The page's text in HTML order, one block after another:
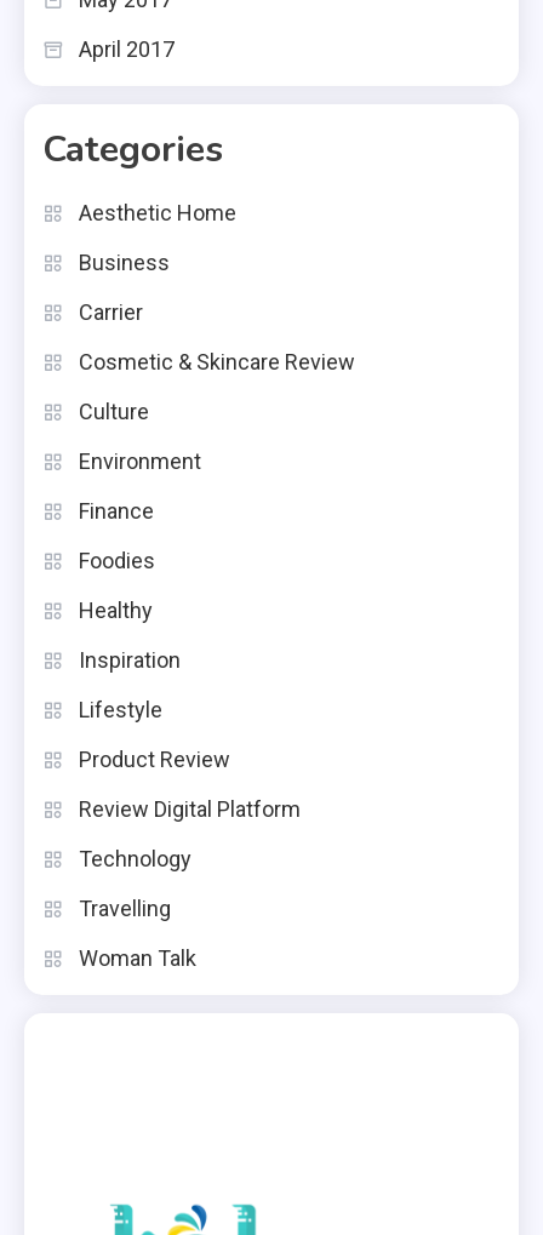
April 2017
Categories
Aesthetic Home
Business
Carrier
Cosmetic & Skincare Review
Culture
Environment
Finance
Foodies
Healthy
Inspiration
Lifestyle
Product Review
Review Digital Platform
Technology
Travelling
Woman Talk